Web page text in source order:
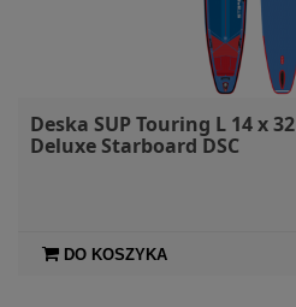
Deska SUP Touring L 14 x 32
Deluxe Starboard DSC
DO KOSZYKA